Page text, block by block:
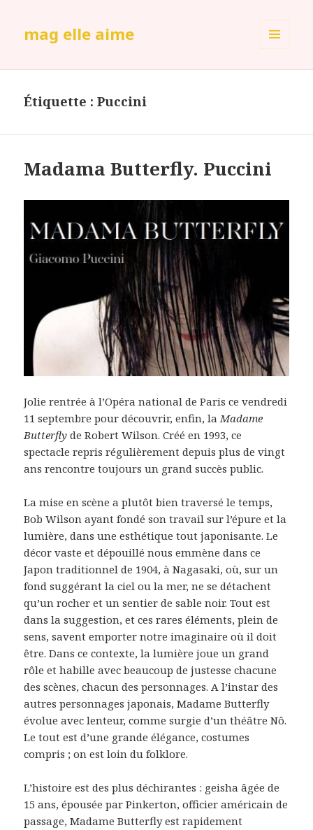
mag elle aime
Étiquette :Puccini
Madama Butterfly. Puccini
Jolie rentrée à l’Opéra national de Paris ce vendredi
11 septembre pour découvrir, enfin, laMadame
Butterfly de Robert Wilson. Créé en 1993, ce
spectacle repris régulièrement depuis plus de vingt
ans rencontre toujours un grand succès public.
La mise en scène a plutôt bien traversé le temps,
Bob Wilson ayant fondé son travail sur l’épure et la
lumière, dans une esthétique tout japonisante. Le
décor vaste et dépouillé nous emmène dans ce
Japon traditionnel de 1904, à Nagasaki, où, sur un
fond suggérant la ciel ou la mer, ne se détachent
qu’un rocher et un sentier de sable noir. Tout est
dans la suggestion, et ces rares éléments, plein de
sens, savent emporter notre imaginaire où il doit
être. Dans ce contexte, la lumière joue un grand
rôle et habille avec beaucoup de justesse chacune
des scènes, chacun des personnages. A l’instar des
autres personnages japonais, Madame Butterfly
évolue avec lenteur, comme surgie d’un théâtre Nô.
Le tout est d’une grande élégance, costumes
compris ; on est loin du folklore.
L’histoire est des plus déchirantes : geisha âgée de
15 ans, épousée par Pinkerton, officier américain de
passage, Madame Butterfly est rapidement